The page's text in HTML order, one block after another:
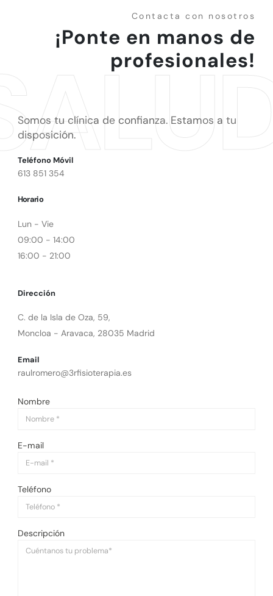
Contacta con nosotros
¡Ponte en manos de
profesionales!
Somos tu clínica de confianza. Estamos a tu
disposición.
Teléfono Móvil
613 851 354
Horario
Lun - Vie
09:00 - 14:00
16:00 - 21:00
Dirección
C. de la Isla de Oza, 59,
Moncloa - Aravaca, 28035 Madrid
Email
raulromero@3rfisioterapia.es
Nombre
E-mailCorreo
Teléfono
Descripción